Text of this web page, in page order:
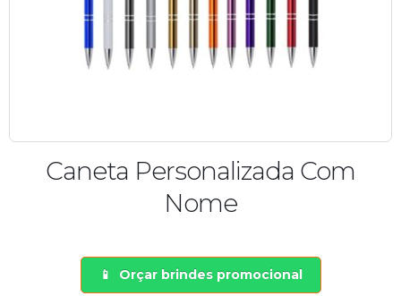
Caneta Personalizada Com
Nome
Orçar brindes promocional